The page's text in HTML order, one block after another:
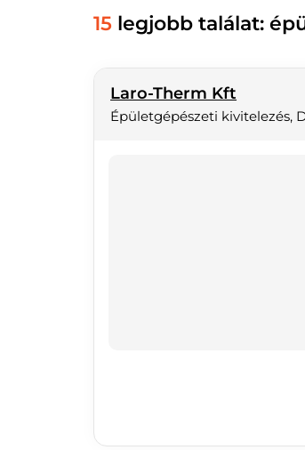
15 legjobb találat:
Laro-Therm Kft
Épületgépészeti kivitelezés,